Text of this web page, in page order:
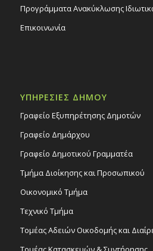
Προγράμματα Ανακύκλωσης
Επικοινωνία
ΥΠΗΡΕΣΙΕΣ ΔΗΜΟΥ
Γραφείο Εξυπηρέτησης Δημοτών
Γραφείο Δημάρχου
Γραφείο Δημοτικού Γραμματέα
Τμήμα Διοίκησης και Προσωπικού
Οικονομικό Τμήμα
Τεχνικό Τμήμα
Τομέας Αδειών Οικοδομής και